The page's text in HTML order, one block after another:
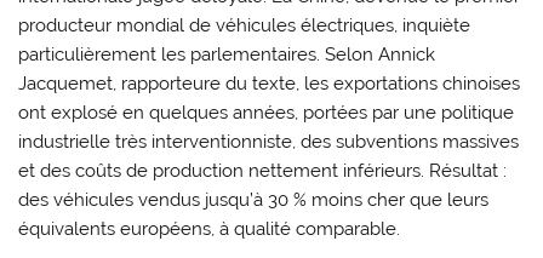
producteur mondial de véhicules électriques, inquiète
particulièrement les parlementaires. SelonAnnick
Jacquemet, rapporteure du texte, les exportations chinoises
ont explosé en quelques années, portées par une politique
industrielle très interventionniste, des subventions massives
et des coûts de production nettement inférieurs. Résultat :
des véhicules vendus jusqu’à 30 % moins cher que leurs
équivalents européens, à qualité comparable.